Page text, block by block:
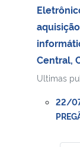
Central,
Ultimas
22/